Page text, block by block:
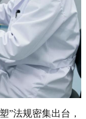
”法规密集出台，